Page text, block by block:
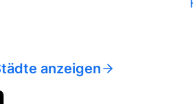
anzeigen